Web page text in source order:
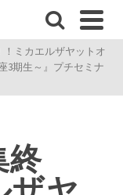
！ミカエルザヤットオ
3期生～』プチセミナ
終